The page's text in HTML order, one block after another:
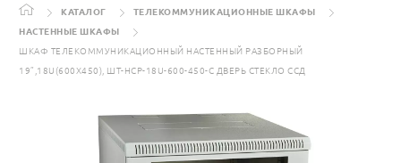
КАТАЛОГ
ТЕЛЕКОММУНИКАЦИОННЫЕ ШКАФЫ
НАСТЕННЫЕ ШКАФЫ
ШКАФ ТЕЛЕКОММУНИКАЦИОННЫЙ НАСТЕННЫЙ РАЗБОРНЫЙ
19”,18U(600X450), ШТ-НСР-18U-600-450-С ДВЕРЬ СТЕКЛО ССД